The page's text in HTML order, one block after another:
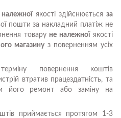
належної якості здійснюється за
пошти за накладний платіж не
товару не належноїякості
магазинуз поверненням усіх
повернення коштів
втратив працездатність, та
його ремонт або заміну на
приймається протягом 1-3